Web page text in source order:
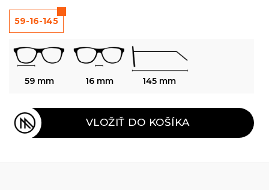
59-16-145
59 mm 16 mm 145 mm
VLOŽIŤ DO KOŠÍKA